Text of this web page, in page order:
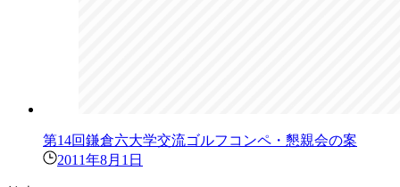
第14回鎌倉六大学交流ゴルフコンペ・懇親会の案
2011年8月1日